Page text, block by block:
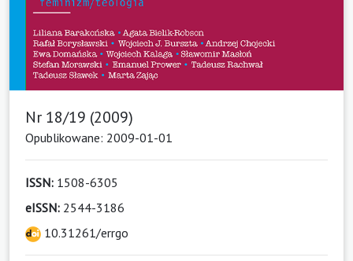
Nr 18/19 (2009)
Opublikowane: 2009-01-01
ISSN: 1508-6305
eISSN: 2544-3186
10.31261/errgo